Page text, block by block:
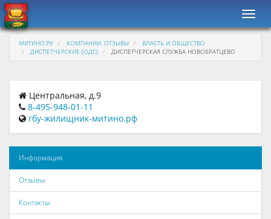
МИТИНО.РУ КОМПАНИИ, ОТЗЫВЫ
ВЛАСТЬ И ОБЩЕСТВО
ДИСПЕТЧЕРСКИЕ (ОДС)
ДИСПЕТЧЕРСКАЯ СЛУЖБА НОВОБРАТЦЕВО
Центральная, д.9
8-495-948-01-11
гбу-жилищник-митино.рф
Информация
Отзывы
Контакты